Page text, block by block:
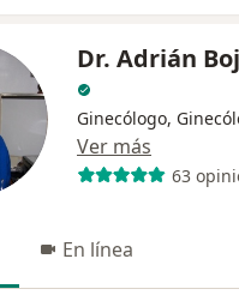
Dr. Adrián
Ginecólogo,
Ver más
63
En línea